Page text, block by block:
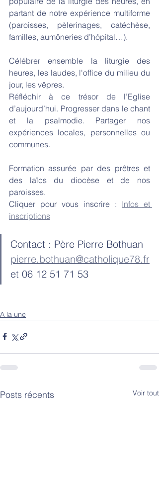
partant de notre expérience multiforme
(paroisses, pèlerinages, catéchèse,
familles, aumôneries d’hôpital…).
Célébrer ensemble la liturgie des
heures, les laudes, l'office du milieu du
jour, les vêpres.
Réfléchir à ce trésor de l’Eglise
d’aujourd’hui. Progresser dans le chant
et la psalmodie. Partager nos
expériences locales, personnelles ou
communes.
Formation assurée par des prêtres et
des laïcs du diocèse et de nos
paroisses.
Cliquer pour vous inscrire : Infos et
inscriptions
Contact : Père Pierre Bothuan
pierre.bothuan@catholique78.fr
et 06 12 51 71 53
A la une
Posts récents Voir tout